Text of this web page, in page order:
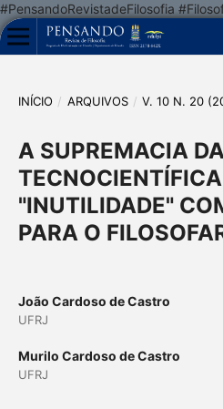
#PensandoRevistadeFilosofia
INÍCIO / ARQUIVOS / V. 10 N. 20
A SUPREMACIA
"INUTILIDADE"
PARA O
João Cardoso de Castro
UFRJ
Murilo Cardoso de Castro
UFRJ